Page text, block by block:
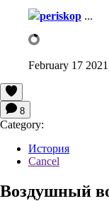
periskop ...
February 17
8
Category:
История
Cancel
Воздушный